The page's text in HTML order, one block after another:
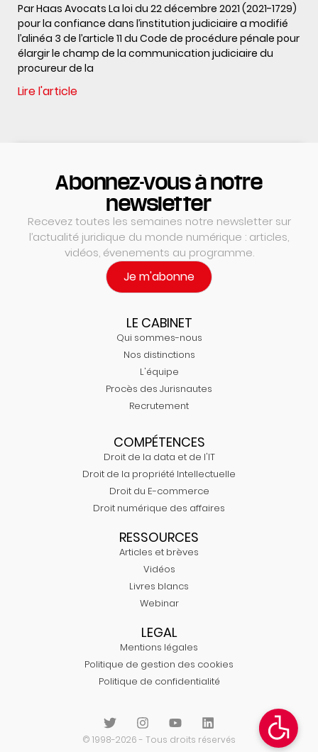
Par Haas Avocats La loi du 22 décembre 2021 (2021-1729)
pour la confiance dans l’institution judiciaire a modifié
l’alinéa 3 de l’article 11 du Code de procédure pénale pour
élargir le champ de la communication judiciaire du
procureur de la
Lire l'article
Abonnez-vous à notre
newsletter
Recevez toutes les semaines notre newsletter sur
l’actualité juridique du monde numérique : articles,
vidéos, évenements au programme.
Je m'abonne
LE CABINET
Qui sommes-nous
Nos distinctions
L'équipe
Procès des Jurisnautes
Recrutement
COMPÉTENCES
Droit de la data et de l'IT
Droit de la propriété Intellectuelle
Droit du E-commerce
Droit numérique des affaires
RESSOURCES
Articles et brèves
Vidéos
Livres blancs
Webinar
LEGAL
Mentions légales
Politique de gestion des cookies
Politique de confidentialité
© 1998-2026 - Tous droits réservés